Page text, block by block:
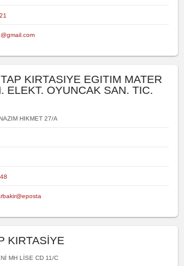
KIRTASIYE EGITIM MATER
ELEKT. OYUNCAK SAN. TIC.
HIKMET 27/A
KIRTASİYE
MH LİSE CD 11/C